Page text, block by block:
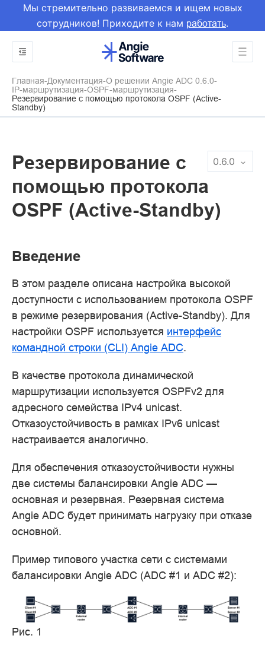
Мы стремительно развиваемся и ищем новых
сотрудников! Приходите к нам работать.
Главная Документация О решении Angie ADC 0.6.0
IP-маршрутизация OSPF-маршрутизация
Резервирование с помощью протокола OSPF (Active-
Standby)
0.6.0
Резервирование с
помощью протокола
OSPF (Active-Standby)
Введение
В этом разделе описана настройка высокой
доступности с использованием протокола OSPF
в режиме резервирования (Active-Standby). Для
настройки OSPF используется интерфейс
командной строки (CLI) Angie ADC.
В качестве протокола динамической
маршрутизации используется OSPFv2 для
адресного семейства IPv4 unicast.
Отказоустойчивость в рамках IPv6 unicast
настраивается аналогично.
Для обеспечения отказоустойчивости нужны
две системы балансировки Angie ADC —
основная и резервная. Резервная система
Angie ADC будет принимать нагрузку при отказе
основной.
Пример типового участка сети с системами
балансировки Angie ADC (ADC #1 и ADC #2):
Рис. 1